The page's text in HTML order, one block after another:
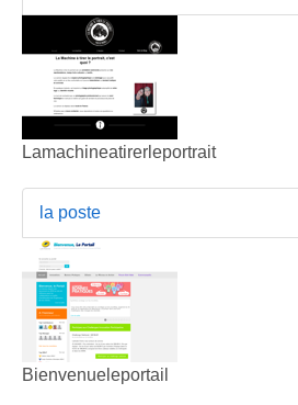
Lamachineatirerleportrait
la poste
Bienvenueleportail